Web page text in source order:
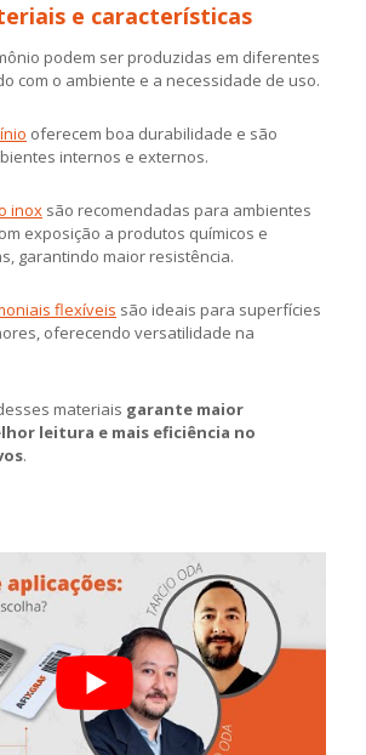
e características
podem ser produzidas em diferentes
com o ambiente e a necessidade de uso.
oferecem boa durabilidade e são
internos e externos.
inox são recomendadas para ambientes
exposição a produtos químicos e
garantindo maior resistência.
flexíveis são ideais para superfícies
oferecendo versatilidade na
materiais garante maior
leitura e mais eficiência no
.